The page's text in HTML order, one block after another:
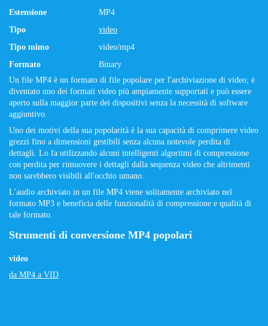
Estensione
MP4
Tipo
video
Tipo mimo
video/mp4
Formato
Binary
Un file MP4 è un formato di file popolare per l'archiviazione di video; è
diventato uno dei formati video più ampiamente supportati e può essere
aperto sulla maggior parte dei dispositivi senza la necessità di software
aggiuntivo.
Uno dei motivi della sua popolarità è la sua capacità di comprimere video
grezzi fino a dimensioni gestibili senza alcuna notevole perdita di
dettagli. Lo fa utilizzando alcuni intelligenti algoritmi di compressione
con perdita per rimuovere i dettagli dalla sequenza video che altrimenti
non sarebbero visibili all'occhio umano.
L'audio archiviato in un file MP4 viene solitamente archiviato nel
formato MP3 e beneficia delle funzionalità di compressione e qualità di
tale formato.
Strumenti di conversione MP4 popolari
video
da MP4 a VID